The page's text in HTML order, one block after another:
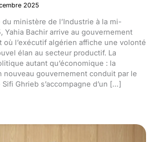
2025
du ministère de l’Industrie à la mi-
Yahia Bachir arrive au gouvernement
où l’exécutif algérien affiche une volonté
élan au secteur productif. La
autant qu’économique : la
nouveau gouvernement conduit par le
Ghrieb s’accompagne d’un […]